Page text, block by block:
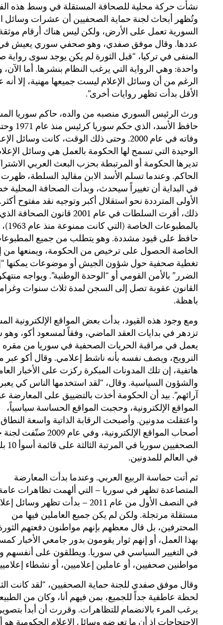
نشأت حركة محلية للصحافة المستقلة في وسط هذه
وتُظهر أبحاث لجنة حماية الصحفيين أن عشرات وسائل
السورية تعمل على الأرض، ولكن ليس هناك أرقام
عددها. وقال موفق صفدي، وهو صحفي سوري يعيش
المنفى في تركيا، “قبل الثورة لم يكن يوجد سوى رواية
واحدة: وهي الرواية التي يرغب النظام بنشرها. أما
الرغم من أن وسائل الإعلام ليست جميعها مهنية، إلا
الأقل بدأت تظهر روايات أخرى”.
ورث الرئيس السوري منصبه من والده، حاكم سوريا
حافظ الأسد، الذي حكم سوريا
وفاته في عام 2000. وحتى ذلك الوقت، كانت وسائل
الوحيدة التي تسمح لها الحكومة بالعمل هي وسائل
تديرها الحكومة أو المرتبطة بحزب البعث العربي
الحاكم. وعندما تسلم الأسد الابن مقاليد السلطة،
في البداية أن تغييراً سيحدث، وبدأت الصحافة المحلية
الأولى المترددة نحو استقلال أكبر وتوجيه نقد مفتوح
ذلك، أقرت السلطات في عام 2001 قانون
حافظ على قيود مشددة. وهو يتطلب من جميع
الخاصة الحصول على ترخيص من الحكومة، ويمنعها من
تغطية صحفية حول شؤون الجيش أو موضوعات يمكنها
الضرر” بالأمن القومي أو “الوحدة الوطنية”. ويواجه
القانون عقوبة تصل إلى السجن لمدة ثلاث سنوات
باهظة.
ومع وجود هذه القيود، بدأت بعض المواقع الإلكترونية
تزدهر في بدايات العقد الماضي، وفقاً لمسعود أكو،
يعمل في مراقبة الحريات الصحفية في سوريا من
النرويج، ويصف نفسه بأنه ناشط إعلامي. وقال أكو عبر
هاتفية، إن تلك المدونات المبكرة ركزت على الأخبار
والشؤون السياسية. وقال، “لقد استخدمها الناس كي
آرائهم”. بيد أن الحكومة أخذت بالتضييق على المعارضة
المواقع الإلكترونية، وحجبت المواقع الحساسة سياسياً،
واعتقلت مدونين. وأصبحت الرقابة الذاتية واسعة
أصحاب المواقع الإلكترونية، وفي عام
في العالم للمدونين.
ثم أتت حماسة الربيع العربي. وعندما بدأت المعارضة
المتصاعدة تظهر في سوريا – التي ألهمت تظاهرات
في النصف الأول من عام 2011 – بدأت تظهر وسائل
مستقلة مرتجلة. ولكن لم يكن جميع العاملين فيها من
المحترفين، بل قال معظهم بإنهم مواطنون دفعتهم
بهذا العمل، أو إنهم ثوار يقومون بدور جامعي الأخبار
في التغيير السياسي في سوريا. ويطلقون على
مواطنين صحفيين، أو عاملين إعلاميين، أو نشطاء
وقال موفق صفدي للجنة حماية الصحفيين، “لقد كانت
لحظة عاطفية جداً للجميع، بمن فيهم أنا، وكان من
يرغب المرء بالانضمام للتظاهرات. وقررت أن أبدأ